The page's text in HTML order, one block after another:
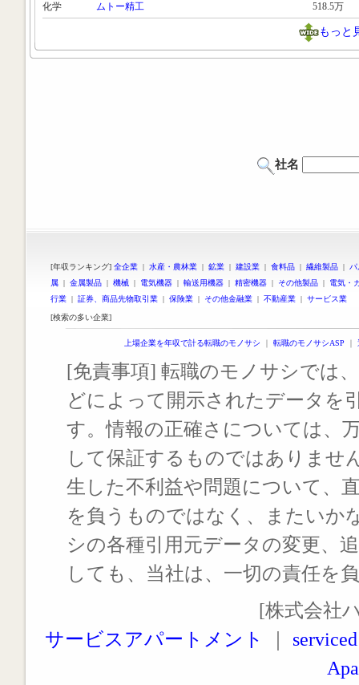
化学
ムトー精工 518.5万
もっと
社名
[年収ランキング] 全企業 | 水産・農林業 | 鉱業 | 建設業 | 食料品 | 繊維製品 |
属 | 金属製品 | 機械 | 電気機器 | 輸送用機器 | 精密機器 | その他製品 | 電気・
行業 | 証券、商品先物取引業 | 保険業 | その他金融業 | 不動産業 | サービス業
[検索の多い企業]
上場企業を年収で計る転職のモノサシ ｜ 転職のモノサシASP ｜
[免責事項] 転職のモノサシでは
どによって開示されたデータを
す。情報の正確さについては、
して保証するものではありませ
生した不利益や問題について、
を負うものではなく、またいか
シの各種引用元データの変更、
しても、当社は、一切の責任を
[株式会社
サービスアパートメント